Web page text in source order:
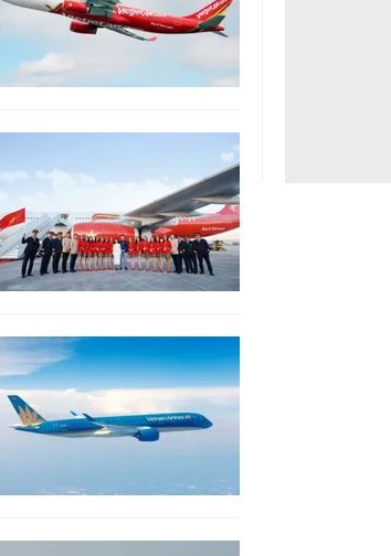
Thị trường
Tư vấn